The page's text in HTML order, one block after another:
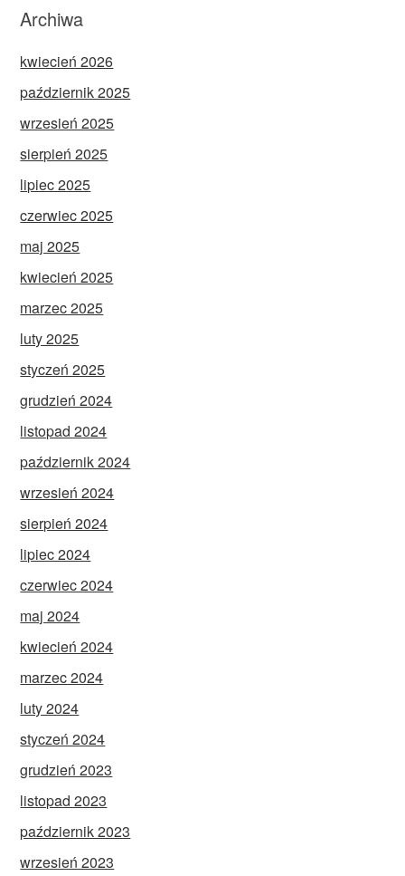
Archiwa
kwiecień 2026
październik 2025
wrzesień 2025
sierpień 2025
lipiec 2025
czerwiec 2025
maj 2025
kwiecień 2025
marzec 2025
luty 2025
styczeń 2025
grudzień 2024
listopad 2024
październik 2024
wrzesień 2024
sierpień 2024
lipiec 2024
czerwiec 2024
maj 2024
kwiecień 2024
marzec 2024
luty 2024
styczeń 2024
grudzień 2023
listopad 2023
październik 2023
wrzesień 2023